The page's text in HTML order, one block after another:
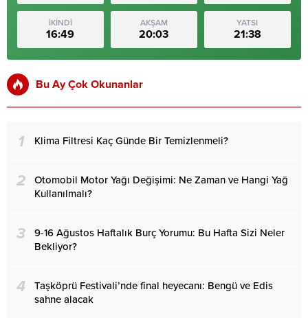
İKİNDİ
16:49
AKŞAM
20:03
YATSI
21:38
Bu Ay Çok Okunanlar
1 Klima Filtresi Kaç Günde Bir Temizlenmeli?
2
Otomobil Motor Yağı Değişimi: Ne Zaman ve Hangi Yağ
Kullanılmalı?
3
9-16 Ağustos Haftalık Burç Yorumu: Bu Hafta Sizi Neler
Bekliyor?
4
Taşköprü Festivali’nde final heyecanı: Bengü ve Edis
sahne alacak